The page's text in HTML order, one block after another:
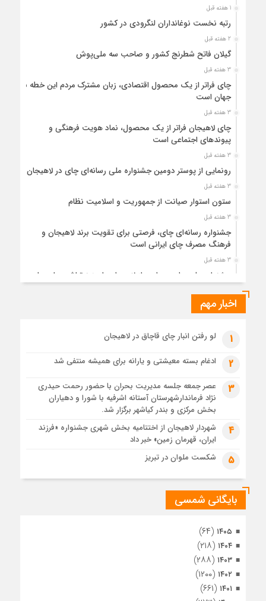
1 هفته قبل
رتبه نخست نوغانداران لنگرودی در کشور
2 هفته قبل
گیلان فاتح شطرنج کشور و صاحب سه ملی‌پوش
3 هفته قبل
چای فراتر از یک محصول اقتصادی، زبان مشترک مردم این خطه با
جهان است
3 هفته قبل
چای لاهیجان فراتر از یک محصول، نماد هویت فرهنگی و
پیوندهای اجتماعی است
3 هفته قبل
رونمایی از پوستر دومین جشنواره ملی رسانه‌ای چای در لاهیجان
3 هفته قبل
ستون استوار صیانت از جمهوریت و اسلامیت نظام
3 هفته قبل
جشنواره رسانه‌ای چای، فرصتی برای تقویت برند لاهیجان و
فرهنگ مصرف چای ایرانی است
3 هفته قبل
جشنواره ملی چای، حمایت از لاهیجان یا هزینه‌تراشی برای چای
1 ماه قبل
1 ماه قبل
رئوف
تصاویر هوایی مراسم تشییع پیکر مطهر آقای شهید ایران – مشهد
مراسم تشییع پیکر مطهر آقای شهید ایران – مشهد
تصاویری از تراکم جمعیت حاضر در میدان ثورهالعشرین نجف
اشرف
اخبار مهم
1 لو رفتن انبار چای قاچاق در لاهیجان
2 ادغام بسته معیشتی و یارانه برای همیشه منتفی شد
3
عصر جمعه جلسه مدیریت بحران با حضور رحمت حیدری
نژاد فرماندارشهرستان آستانه اشرفیه با شورا و دهیاران
بخش مرکزی و بندر کیاشهر برگزار شد.
4
شهردار لاهیجان از اختتامیه بخش شهری جشنواره «فرزند
ایران، قهرمان زمین» خبر داد
5 شکست ملوان در تبریز
بایگانی شمسی
۱۴۰۵ (۶۴)
۱۴۰۴ (۲۱۸)
۱۴۰۳ (۲۸۸)
۱۴۰۲ (۱۲۰۰)
۱۴۰۱ (۶۶۱)